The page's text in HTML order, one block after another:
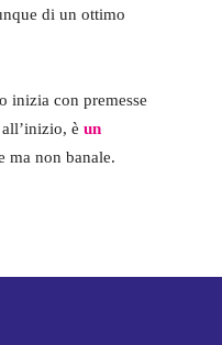
di un ottimo
inizia con premesse
è un
ma non banale.